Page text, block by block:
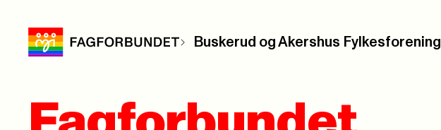
Buskerud og Akershus Fylkesforening